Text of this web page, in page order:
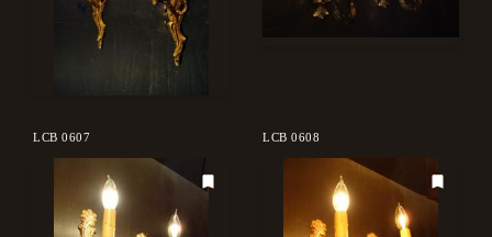
LCB 0607 LCB 0608